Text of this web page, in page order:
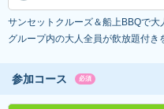
サンセットクルーズ＆船上BBQで大
グループ内の大人全員が飲放題付き
参加コース 必須